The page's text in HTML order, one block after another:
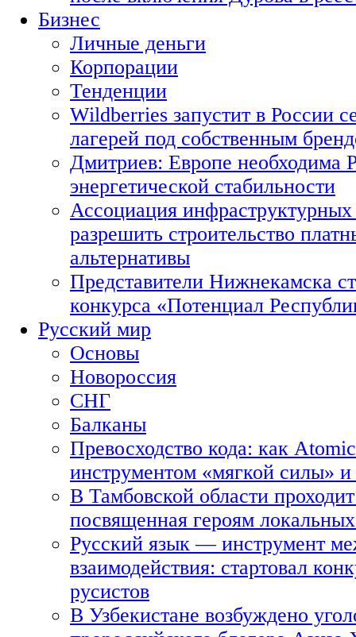
Бизнес
Личные деньги
Корпорации
Тенденции
Wildberries запустит в России
лагерей под собственным
Дмитриев: Европе необходима
энергетической стабильности
Ассоциация
разрешить строительство
альтернативы
Представители Нижнекамска
конкурса «Потенциал
Русский мир
Основы
Новороссия
СНГ
Балканы
Превосходство кода: как
инструментом «мягкой силы» и
В Тамбовской области
посвященная героям
Русский язык — инструмент
взаимодействия: стартовал
русистов
В Узбекистане возбуждено